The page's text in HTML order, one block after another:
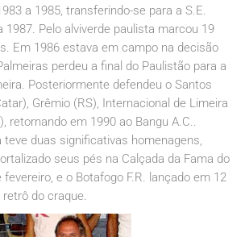
a 1985, transferindo-se para a S.E.
1987. Pelo alviverde paulista marcou 19
Em 1986 estava em campo na decisão
perdeu a final do Paulistão para a
Posteriormente defendeu o Santos
Grêmio (RS), Internacional de Limeira
retornando em 1990 ao Bangu A.C..
teve duas significativas homenagens,
seus pés na Calçada da Fama do
e o Botafogo F.R. lançado em 12
do craque.